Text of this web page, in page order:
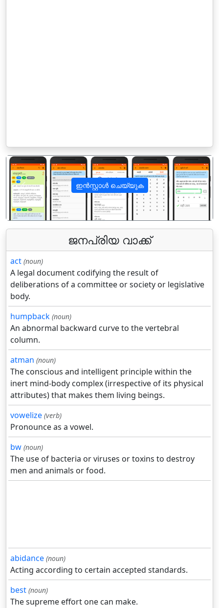
ഇൻസ്റ്റാൾ ചെയ്യുക
पिछला अगला
ജനപ്രിയ വാക്ക്
act (noun)
A legal document codifying the result of
deliberations of a committee or society or legislative
body.
humpback (noun)
An abnormal backward curve to the vertebral
column.
atman (noun)
The conscious and intelligent principle within the
inert mind-body complex (irrespective of its physical
attributes) that makes them living beings.
vowelize (verb)
Pronounce as a vowel.
bw (noun)
The use of bacteria or viruses or toxins to destroy
men and animals or food.
abidance (noun)
Acting according to certain accepted standards.
best (noun)
The supreme effort one can make.